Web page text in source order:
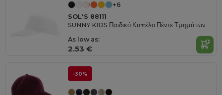
+6
SOL'S 88111
SUNNY KIDS Παιδικό Καπέλο Πέντε Τμημάτων
As low as:
2.53 €
-30%